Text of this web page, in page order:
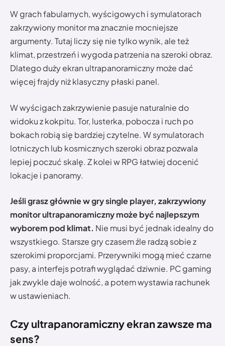
W grach fabularnych, wyścigowych i symulatorach
zakrzywiony monitor ma znacznie mocniejsze
argumenty. Tutaj liczy się nie tylko wynik, ale też
klimat, przestrzeń i wygoda patrzenia na szeroki obraz.
Dlatego duży ekran ultrapanoramiczny może dać
więcej frajdy niż klasyczny płaski panel.
W wyścigach zakrzywienie pasuje naturalnie do
widoku z kokpitu. Tor, lusterka, pobocza i ruch po
bokach robią się bardziej czytelne. W symulatorach
lotniczych lub kosmicznych szeroki obraz pozwala
lepiej poczuć skalę. Z kolei w RPG łatwiej docenić
lokacje i panoramy.
Jeśli grasz głównie w gry single player, zakrzywiony
monitor ultrapanoramiczny może być najlepszym
wyborem pod klimat. Nie musi być jednak idealny do
wszystkiego. Starsze gry czasem źle radzą sobie z
szerokimi proporcjami. Przerywniki mogą mieć czarne
pasy, a interfejs potrafi wyglądać dziwnie. PC gaming
jak zwykle daje wolność, a potem wystawia rachunek
w ustawieniach.
Czy ultrapanoramiczny ekran zawsze ma
sens?